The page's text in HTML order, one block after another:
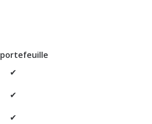
portefeuille
✔
✔
✔